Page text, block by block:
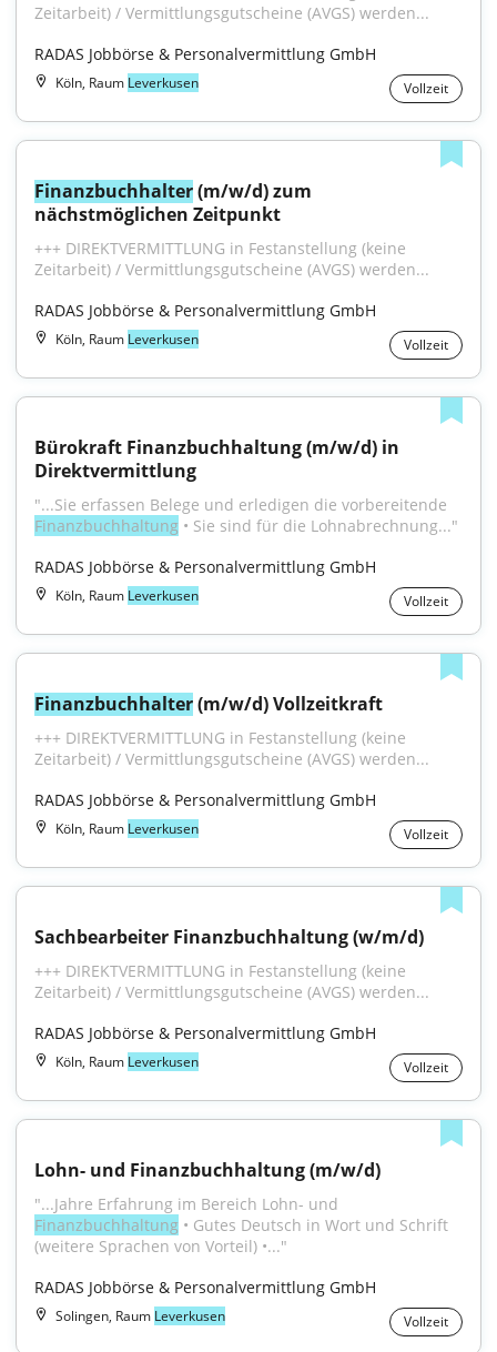
Zeitarbeit) / Vermittlungsgutscheine (AVGS) werden...
RADAS Jobbörse & Personalvermittlung GmbH
Köln, Raum Leverkusen Vollzeit
Finanzbuchhalter (m/w/d) zum
nächstmöglichen Zeitpunkt
+++ DIREKTVERMITTLUNG in Festanstellung (keine
Zeitarbeit) / Vermittlungsgutscheine (AVGS) werden...
RADAS Jobbörse & Personalvermittlung GmbH
Köln, Raum Leverkusen Vollzeit
Bürokraft Finanzbuchhaltung (m/w/d) in
Direktvermittlung
Finanzbuchhaltung • Sie sind für die Lohnabrechnung..."
RADAS Jobbörse & Personalvermittlung GmbH
Köln, Raum Leverkusen Vollzeit
Finanzbuchhalter (m/w/d) Vollzeitkraft
+++ DIREKTVERMITTLUNG in Festanstellung (keine
Zeitarbeit) / Vermittlungsgutscheine (AVGS) werden...
RADAS Jobbörse & Personalvermittlung GmbH
Köln, Raum Leverkusen Vollzeit
Sachbearbeiter Finanzbuchhaltung (w/m/d)
+++ DIREKTVERMITTLUNG in Festanstellung (keine
Zeitarbeit) / Vermittlungsgutscheine (AVGS) werden...
RADAS Jobbörse & Personalvermittlung GmbH
Köln, Raum Leverkusen Vollzeit
Lohn- und Finanzbuchhaltung (m/w/d)
Finanzbuchhaltung • Gutes Deutsch in Wort und Schrift
(weitere Sprachen von Vorteil) •..."
RADAS Jobbörse & Personalvermittlung GmbH
Solingen, Raum Leverkusen Vollzeit